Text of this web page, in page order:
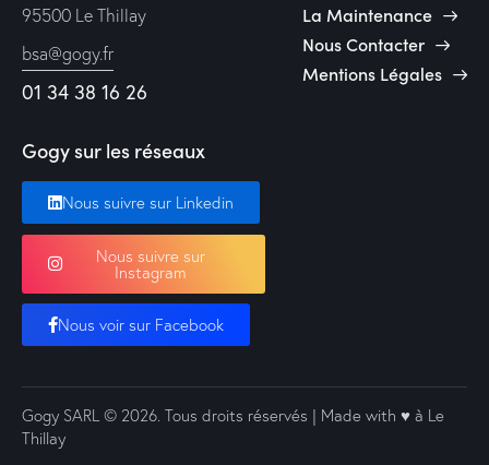
95500 Le Thillay
bsa@gogy.fr
01 34 38 16 26
La Maintenance
Nous Contacter
Mentions Légales
Gogy sur les réseaux
Nous suivre sur Linkedin
Nous suivre sur
Instagram
Nous voir sur Facebook
Gogy SARL © 2026. Tous droits réservés | Made with ♥️ à Le
Thillay